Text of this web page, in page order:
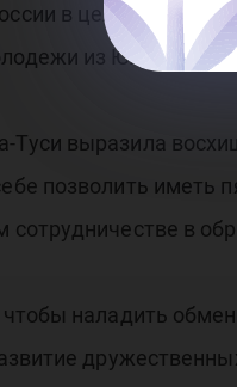
в целом с Южно-
из ЮАР
выразила
позволить иметь
сотрудничестве в
наладить